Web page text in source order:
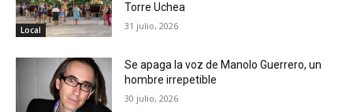
Local
Torre Uchea
31 julio, 2026
Se apaga la voz de Manolo Guerrero, un
hombre irrepetible
30 julio, 2026